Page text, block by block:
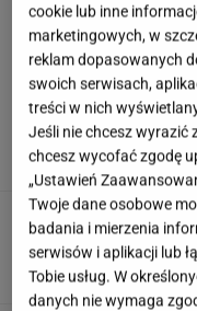
KO.
cookie lub inne
marketingowych, w
reklam dopasowanych
swoich serwisach,
treści w nich
Jeśli nie chcesz wyrazić
chcesz wycofać zgodę
„Ustawień
Twoje dane osobowe
badania i mierzenia
serwisów i aplikacji lub
Tobie usług. W
danych nie wymaga